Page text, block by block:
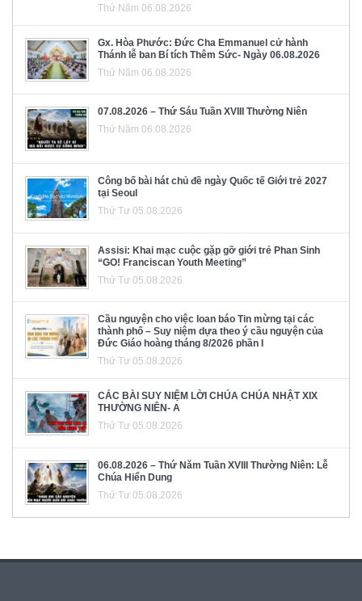
Thứ Năm 06.08.2026
Gx. Hòa Phước: Đức Cha Emmanuel cử hành
Thánh lễ ban Bí tích Thêm Sức- Ngày 06.08.2026
Thứ Năm 06.08.2026
07.08.2026 – Thứ Sáu Tuần XVIII Thường Niên
Thứ Năm 06.08.2026
Công bố bài hát chủ đề ngày Quốc tế Giới trẻ 2027
tại Seoul
Thứ Tư 05.08.2026
Assisi: Khai mạc cuộc gặp gỡ giới trẻ Phan Sinh
“GO! Franciscan Youth Meeting”
Thứ Tư 05.08.2026
Cầu nguyện cho việc loan báo Tin mừng tại các
thành phố – Suy niệm dựa theo ý cầu nguyện của
Đức Giáo hoàng tháng 8/2026 phần I
Thứ Tư 05.08.2026
CÁC BÀI SUY NIỆM LỜI CHÚA CHÚA NHẬT XIX
THƯỜNG NIÊN- A
Thứ Tư 05.08.2026
06.08.2026 – Thứ Năm Tuần XVIII Thường Niên: Lễ
Chúa Hiển Dung
Thứ Tư 05.08.2026